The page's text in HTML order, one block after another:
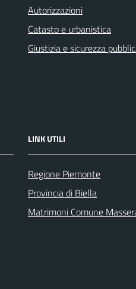
Autorizzazioni
Catasto e urbanistica
Giustizia e sicurezza
LINK UTILI
Regione Piemonte
Provincia di Biella
Matrimoni Comune